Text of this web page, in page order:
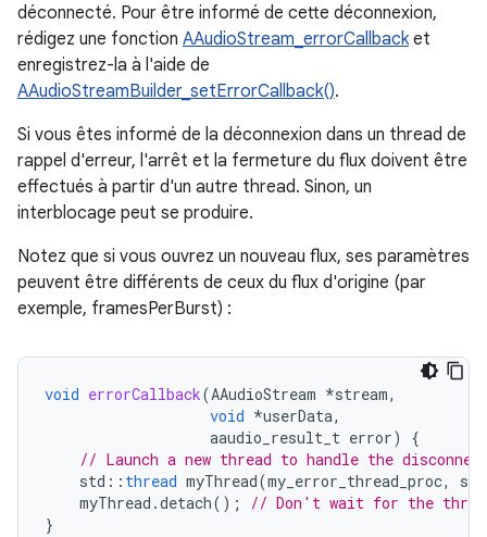
déconnecté. Pour être informé de cette déconnexion,
rédigez une fonction AAudioStream_errorCallbacket
enregistrez-la à l'aide de
AAudioStreamBuilder_setErrorCallback().
Si vous êtes informé de la déconnexion dans un thread de
rappel d'erreur, l'arrêt et la fermeture du flux doivent être
effectués à partir d'un autre thread. Sinon, un
interblocage peut se produire.
Notez que si vous ouvrez un nouveau flux, ses paramètres
peuvent être différents de ceux du flux d'origine (par
exemple, framesPerBurst) :
void errorCallback(AAudioStream *stream,
void *userData,
aaudio_result_t error)
{
// Launch a new thread to handle the
std :: thread myThread(my_error_thread_proc,
myThread .detach();
// Don't wait for the
}